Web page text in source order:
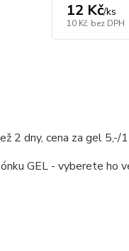
12 Kč/ks
10 Kč bez DPH
2 dny, cena za gel 5,-/
GEL - vyberete ho